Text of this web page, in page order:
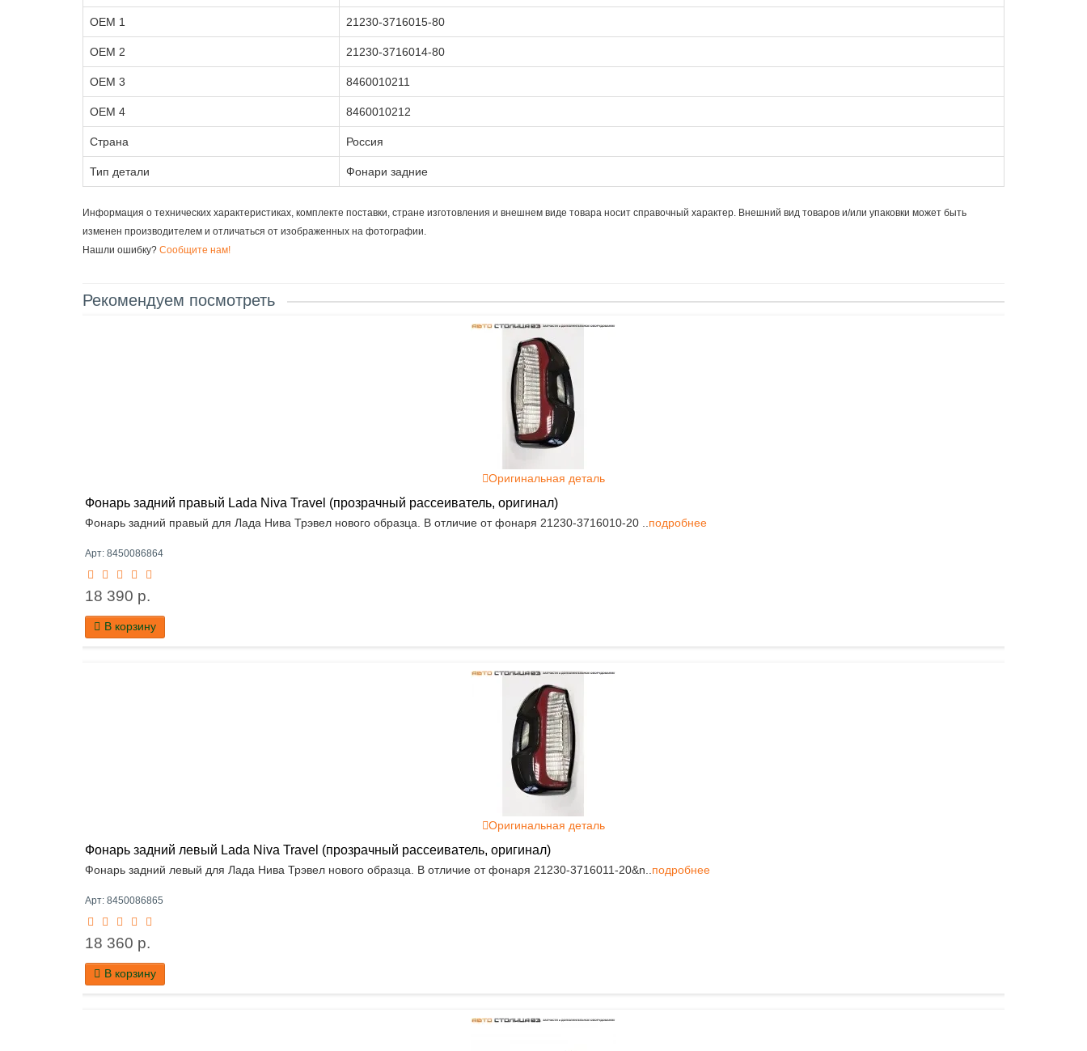
OEM 1 21230-3716015-80
OEM 2 21230-3716014-80
OEM 3 8460010211
OEM 4 8460010212
Страна Россия
Тип детали Фонари задние
Информация о технических характеристиках, комплекте поставки, стране изготовления и внешнем виде товара носит справочный характер. Внешний вид товаров и/или упаковки может быть
изменен производителем и отличаться от изображенных на фотографии.
Нашли ошибку? Сообщите нам!
Рекомендуем посмотреть
Оригинальная деталь
Фонарь задний правый Lada Niva Travel (прозрачный рассеиватель, оригинал)
Фонарь задний правый для Лада Нива Трэвел нового образца. В отличие от фонаря 21230-3716010-20 ..подробнее
Арт: 8450086864
18 390 р.
В корзину
Оригинальная деталь
Фонарь задний левый Lada Niva Travel (прозрачный рассеиватель, оригинал)
Фонарь задний левый для Лада Нива Трэвел нового образца. В отличие от фонаря 21230-3716011-20&n..подробнее
Арт: 8450086865
18 360 р.
В корзину